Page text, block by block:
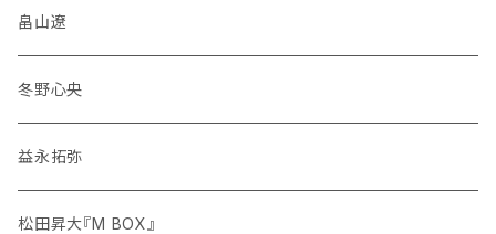
畠山遼
冬野心央
益永拓弥
松田昇大『M BOX』